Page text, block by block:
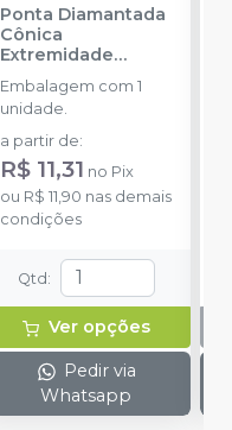
Ponta Diamantada
Cônica
Extremidade
Arredondada FG
KG SORENSEN
Embalagem com 1
unidade.
a partir de:
R$ 11,31 no Pix
ou R$ 11,90 nas demais
condições
Qtd :
Ver opções
Pedir via
Whatsapp